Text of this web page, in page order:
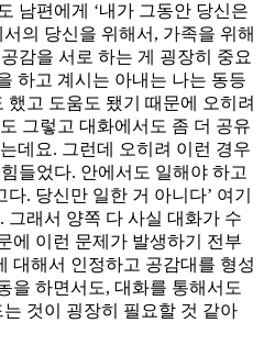
남편에게 ‘내가 그동안 당신은
의 당신을 위해서, 가족을 위해
감을 서로 하는 게 굉장히 중요
하고 계시는 아내는 나는 동등
고 도움도 됐기 때문에 오히려
그렇고 대화에서도 좀 더 공유
데요. 그런데 오히려 이런 경우
들었다. 안에서도 일해야 하고
. 당신만 일한 거 아니다’ 여기
그래서 양쪽 다 사실 대화가 수
에 이런 문제가 발생하기 전부
대해서 인정하고 공감대를 형성
을 하면서도, 대화를 통해서도
것이 굉장히 필요할 것 같아